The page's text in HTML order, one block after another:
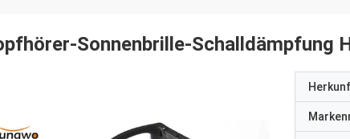
Sonnenbrille-Schalldämpfung